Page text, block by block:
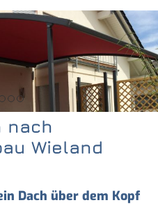
nach
Wieland
Dach über dem Kopf